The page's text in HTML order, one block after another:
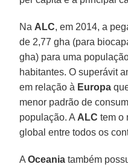
NaALC, em 2014, a
de 2,77 gha (para
gha) para uma
habitantes. O superávit
em relação à Europa
menor padrão de
população. AALC tem o
global entre todos os
AOceania também